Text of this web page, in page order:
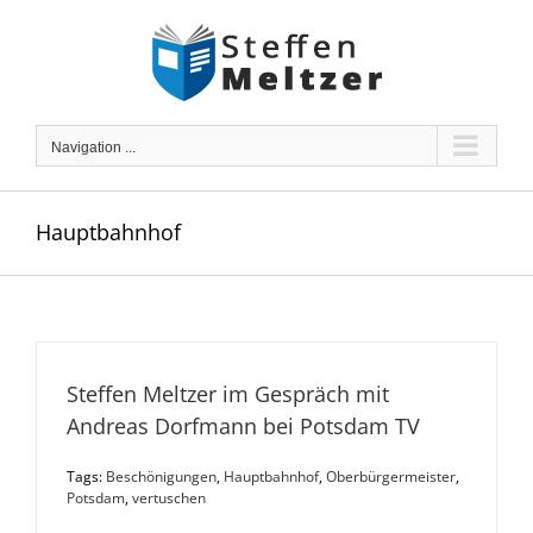
Navigation ...
Hauptbahnhof
Steffen Meltzer im Gespräch mit
Andreas Dorfmann bei Potsdam TV
Tags: Beschönigungen, Hauptbahnhof,Oberbürgermeister,
Potsdam,vertuschen